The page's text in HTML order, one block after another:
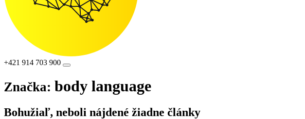
+421 914 703 900
Značka: body language
Bohužiaľ, neboli nájdené žiadne články